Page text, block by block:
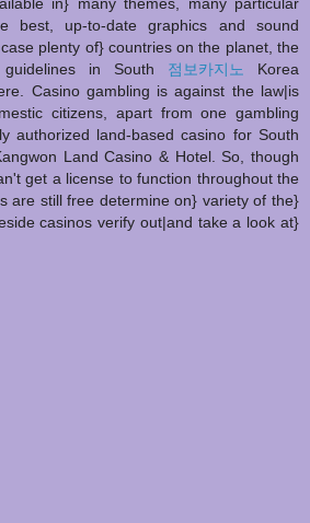
best, up-to-date graphics and sound
plenty of} countries on the planet, the
in South 점보카지노
Korea
Casino gambling is against the law|is
citizens, apart from one gambling
authorized land-based casino for South
Land Casino & Hotel. So, though
get a license to function throughout the
are still free determine on} variety of the}
casinos verify out|and take a look at}